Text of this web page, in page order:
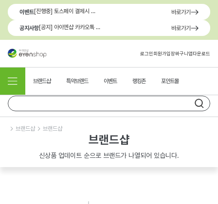
이벤트 [진행중] 토스페이 결제시 최대 1.3만원 혜택 바로가기
공지사항 [공지] 아이엔샵 카카오톡 1:1 문의 채널 이용 안내 바로가기
로그인회원가입장바구니앱다운로드
브랜드샵 특약브랜드 이벤트 랭킹존 포인트몰
브랜드샵 브랜드샵
브랜드샵
신상품 업데이트 순으로 브랜드가 나열되어 있습니다.